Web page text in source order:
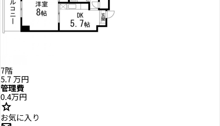
7階
5.7 万円
管理費
0.4万円
star
お気に入り